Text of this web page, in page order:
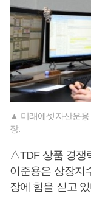
▲ 미래에셋자산운
장.
△TDF 상품 경쟁
이준용은 상장지
장에 힘을 싣고